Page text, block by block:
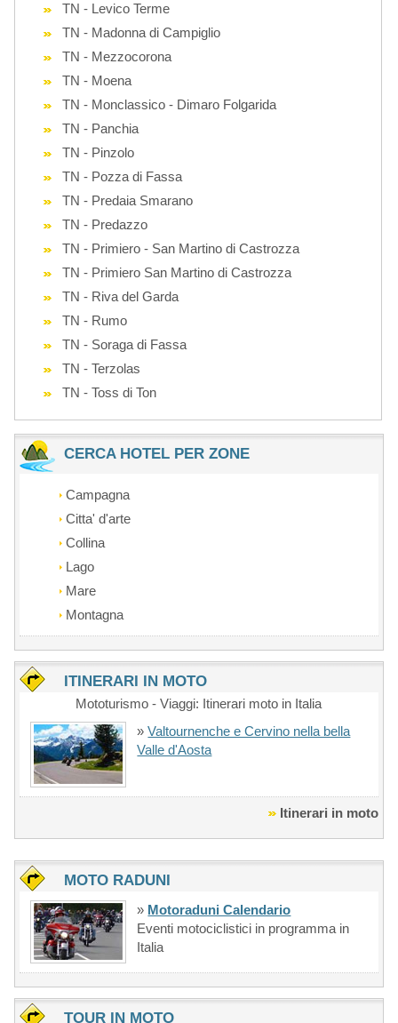
TN - Levico Terme
TN - Madonna di Campiglio
TN - Mezzocorona
TN - Moena
TN - Monclassico - Dimaro Folgarida
TN - Panchia
TN - Pinzolo
TN - Pozza di Fassa
TN - Predaia Smarano
TN - Predazzo
TN - Primiero - San Martino di Castrozza
TN - Primiero San Martino di Castrozza
TN - Riva del Garda
TN - Rumo
TN - Soraga di Fassa
TN - Terzolas
TN - Toss di Ton
CERCA HOTEL PER ZONE
Campagna
Citta' d'arte
Collina
Lago
Mare
Montagna
ITINERARI IN MOTO
Mototurismo - Viaggi: Itinerari moto in Italia
»Valtournenche e Cervino nella bella
Valle d'Aosta
Itinerari in moto
MOTO RADUNI
» Motoraduni Calendario
Eventi motociclistici in programma in
Italia
TOUR IN MOTO